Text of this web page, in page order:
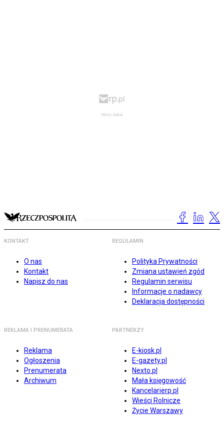
KONTAKT
O nas
Kontakt
Napisz do nas
REGULAMIN
Polityka Prywatności
Zmiana ustawień zgód
Regulamin serwisu
Informacje o nadawcy
Deklaracja dostępności
REKLAMA I PRENUMERATA
Reklama
Ogłoszenia
Prenumerata
Archiwum
PARTNERZY
E-kiosk.pl
E-gazety.pl
Nexto.pl
Mała księgowość
Kancelarierp.pl
Wieści Rolnicze
Życie Warszawy